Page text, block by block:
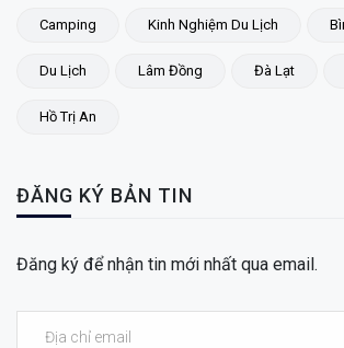
Camping Kinh Nghiệm Du Lịch
Du Lịch Lâm Đồng Đà Lạt
Hồ Trị An
ĐĂNG KÝ BẢN TIN
Đăng ký để nhận tin mới nhất qua email.